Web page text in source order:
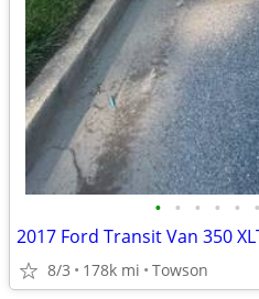
• • • • • •
2017 Ford Transit Van 350
8/3 178k mi Towson